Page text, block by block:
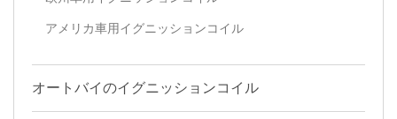
アメリカ車用イグニッションコイル
オートバイのイグニッションコイル